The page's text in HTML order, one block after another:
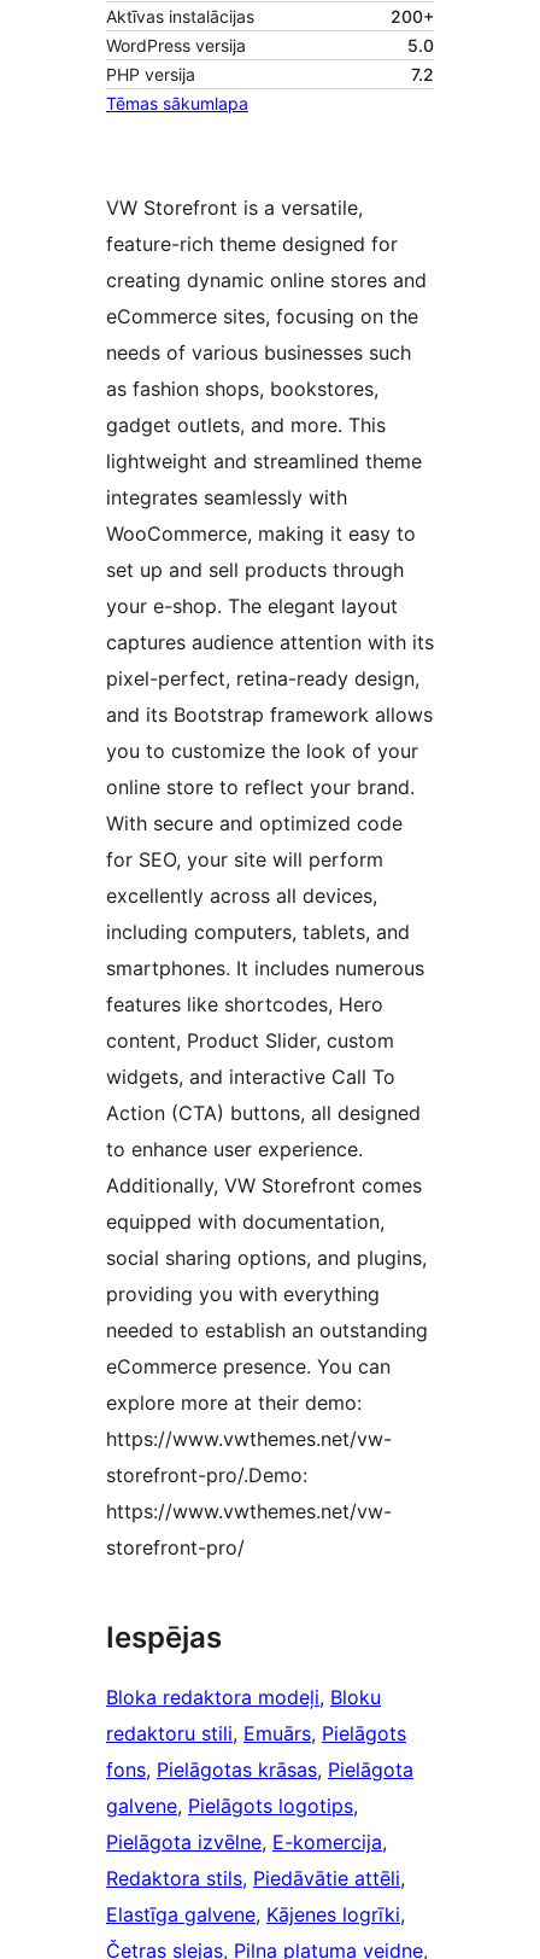
Aktīvas instalācijas
200+
WordPress versija
5.0
PHP versija
7.2
Tēmas sākumlapa
VW Storefront is a versatile,
feature-rich theme designed for
creating dynamic online stores and
eCommerce sites, focusing on the
needs of various businesses such
as fashion shops, bookstores,
gadget outlets, and more. This
lightweight and streamlined theme
integrates seamlessly with
WooCommerce, making it easy to
set up and sell products through
your e-shop. The elegant layout
captures audience attention with its
pixel-perfect, retina-ready design,
and its Bootstrap framework allows
you to customize the look of your
online store to reflect your brand.
With secure and optimized code
for SEO, your site will perform
excellently across all devices,
including computers, tablets, and
smartphones. It includes numerous
features like shortcodes, Hero
content, Product Slider, custom
widgets, and interactive Call To
Action (CTA) buttons, all designed
to enhance user experience.
Additionally, VW Storefront comes
equipped with documentation,
social sharing options, and plugins,
providing you with everything
needed to establish an outstanding
eCommerce presence. You can
explore more at their demo:
https://www.vwthemes.net/vw-
storefront-pro/.Demo:
https://www.vwthemes.net/vw-
storefront-pro/
Iespējas
Bloka redaktora modeļi, Bloku
redaktoru stili, Emuārs, Pielāgots
fons, Pielāgotas krāsas, Pielāgota
galvene, Pielāgots logotips
Pielāgota izvēlne, E-komercija
Redaktora stils, Piedāvātie attēli
Elastīga galvene, Kājenes logrīki
Četras slejas, Pilna platuma veidne